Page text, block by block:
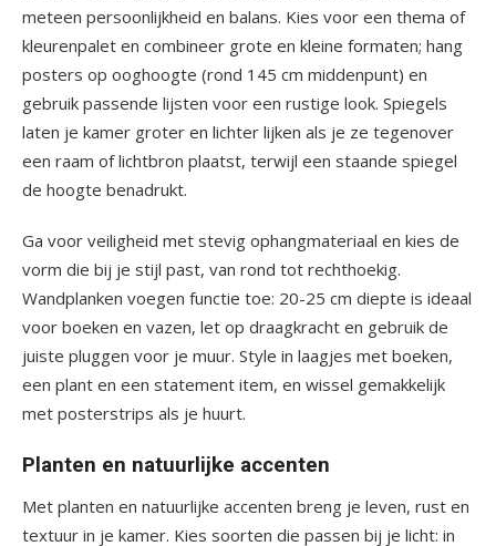
meteen persoonlijkheid en balans. Kies voor een thema of
kleurenpalet en combineer grote en kleine formaten; hang
posters op ooghoogte (rond 145 cm middenpunt) en
gebruik passende lijsten voor een rustige look. Spiegels
laten je kamer groter en lichter lijken als je ze tegenover
een raam of lichtbron plaatst, terwijl een staande spiegel
de hoogte benadrukt.
Ga voor veiligheid met stevig ophangmateriaal en kies de
vorm die bij je stijl past, van rond tot rechthoekig.
Wandplanken voegen functie toe: 20-25 cm diepte is ideaal
voor boeken en vazen, let op draagkracht en gebruik de
juiste pluggen voor je muur. Style in laagjes met boeken,
een plant en een statement item, en wissel gemakkelijk
met posterstrips als je huurt.
Planten en natuurlijke accenten
Met planten en natuurlijke accenten breng je leven, rust en
textuur in je kamer. Kies soorten die passen bij je licht: in